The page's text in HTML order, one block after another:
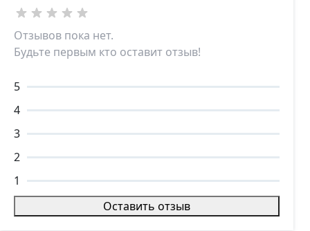
Отзывов пока нет.
Будьте первым кто оставит отзыв!
5
4
3
2
1
Оставить отзыв